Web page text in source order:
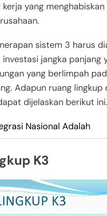
yang
sistem 3 harus
jangka panjang
yang berlimpah
Adapun ruang lingkup
dijelaskan berikut ini.
Nasional Adalah
K3